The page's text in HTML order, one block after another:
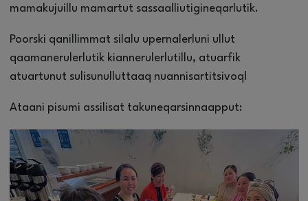
mamakujuillu mamartut sassaalliutigineqarlutik.
Poorski qanillimmat silalu upernalerluni ullut
qaamanerulerlutik kiannerulerlutillu, atuarfik
atuartunut sulisunulluttaaq nuannisartitsivoq!
Ataani pisumi assilisat takuneqarsinnaapput: